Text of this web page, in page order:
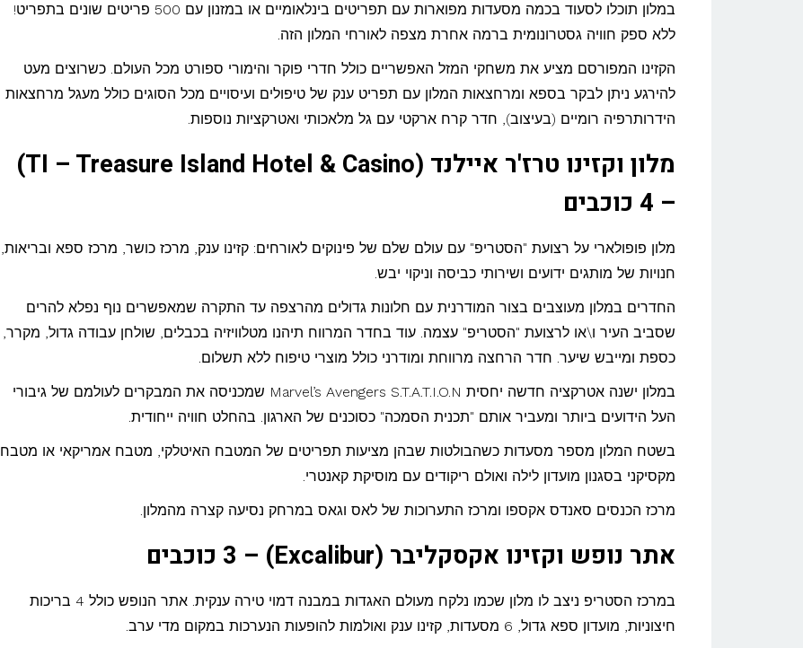
במלון תוכלו לסעוד בכמה מסעדות מפוארות עם תפריטים בינלאומיים או במזנון עם 500 פריטים שונים בתפריט!
ללא ספק חוויה גסטרונומית ברמה אחרת מצפה לאורחי המלון הזה.
הקזינו המפורסם מציע את משחקי המזל האפשריים כולל חדרי פוקר והימורי ספורט מכל העולם. כשרוצים מעט
להירגע ניתן לבקר בספא ומרחצאות המלון עם תפריט ענק של טיפולים ועיסויים מכל הסוגים כולל מעגל מרחצאות
הידרותרפיה רומיים (בעיצוב), חדר קרח ארקטי עם גל מלאכותי ואטרקציות נוספות.
מלון וקזינו טרז'ר איילנד (TI – Treasure Island Hotel & Casino)
– 4 כוכבים
מלון פופולארי על רצועת "הסטריפ" עם עולם שלם של פינוקים לאורחים: קזינו ענק, מרכז כושר, מרכז ספא ובריאות,
חנויות של מותגים ידועים ושירותי כביסה וניקוי יבש.
החדרים במלון מעוצבים בצור המודרנית עם חלונות גדולים מהרצפה עד התקרה שמאפשרים נוף נפלא להרים
שסביב העיר ו\או לרצועת "הסטריפ" עצמה. עוד בחדר המרווח תיהנו מטלוויזיה בכבלים, שולחן עבודה גדול, מקרר,
כספת ומייבש שיער. חדר הרחצה מרווחת ומודרני כולל מוצרי טיפוח ללא תשלום.
במלון ישנה אטרקציה חדשה יחסית Marvel’s Avengers S.T.A.T.I.O.N שמכניסה את המבקרים לעולמם של גיבורי
העל הידועים ביותר ומעביר אותם "תכנית הסמכה" כסוכנים של הארגון. בהחלט חוויה ייחודית.
בשטח המלון מספר מסעדות כשהבולטות שבהן מציעות תפריטים של המטבח האיטלקי, מטבח אמריקאי או מטבח
מקסיקני בסגנון מועדון לילה ואולם ריקודים עם מוסיקת קאנטרי.
מרכז הכנסים סאנדס אקספו ומרכז התערוכות של לאס וגאס במרחק נסיעה קצרה מהמלון.
אתר נופש וקזינו אקסקליבר (Excalibur) – 3 כוכבים
במרכז הסטריפ ניצב לו מלון שכמו נלקח מעולם האגדות במבנה דמוי טירה ענקית. אתר הנופש כולל 4 בריכות
חיצוניות, מועדון ספא גדול, 6 מסעדות, קזינו ענק ואולמות להופעות הנערכות במקום מדי ערב.